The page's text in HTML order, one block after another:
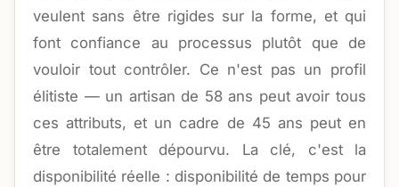
veulent sans être rigides sur la forme, et qui
font confiance au processus plutôt que de
vouloir tout contrôler. Ce n'est pas un profil
élitiste — un artisan de 58 ans peut avoir tous
ces attributs, et un cadre de 45 ans peut en
être totalement dépourvu. La clé, c'est la
disponibilité réelle : disponibilité de temps pour